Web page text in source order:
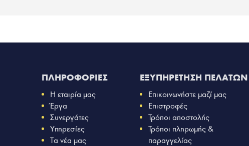
ΠΛΗΡΟΦΟΡΙΕΣ
Η εταιρία μας
Έργα
Συνεργάτες
Υπηρεσίες
Τα νέα μας
ΕΞΥΠΗΡΕΤΗΣΗ ΠΕΛΑΤΩΝ
Επικοινωνήστε μαζί μας
Επιστροφές
Τρόποι αποστολής
Τρόποι πληρωμής &
παραγγελίας